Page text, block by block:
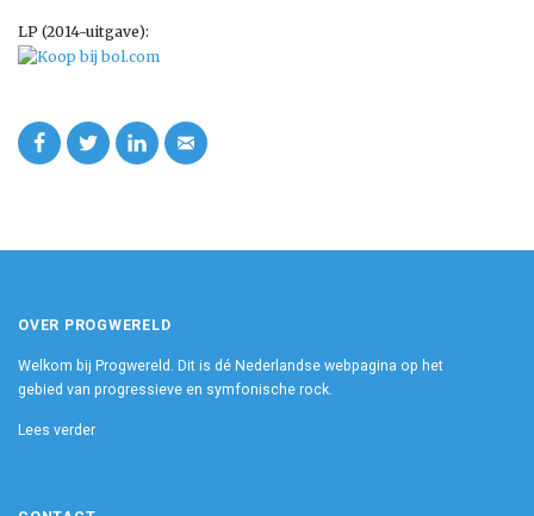
LP (2014-uitgave):
OVER PROGWERELD
Welkom bij Progwereld. Dit is dé Nederlandse webpagina op het
gebied van progressieve en symfonische rock.
Lees verder